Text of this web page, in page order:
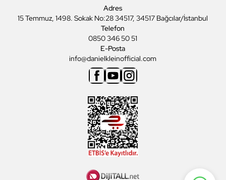
Adres
15 Temmuz, 1498. Sokak No:28 34517, 34517 Bağcılar/İstanbul
Telefon
0850 346 50 51
E-Posta
info@danielkleinofficial.com
Facebook
YoutubeInstagram